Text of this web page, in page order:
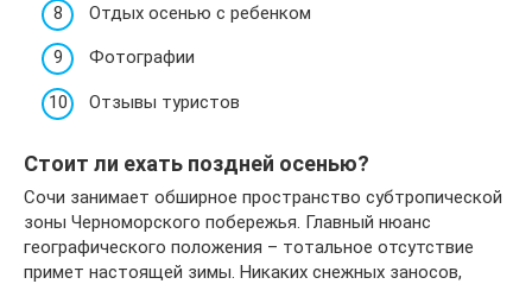
Отдых осенью с ребенком
Фотографии
Отзывы туристов
Стоит ли ехать поздней осенью?
Сочи занимает обширное пространство субтропической
зоны Черноморского побережья. Главный нюанс
географического положения – тотальное отсутствие
примет настоящей зимы. Никаких снежных заносов,